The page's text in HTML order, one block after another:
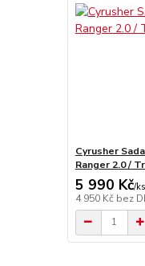
Cyrusher
Ranger 2.0 /
5 990 Kč/ks
4 950 Kč bez